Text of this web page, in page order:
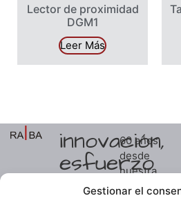
Gestionar el
Lector de proximidad
DGM1
Leer Más
innovación,
esfuerzo
y
60 años
desde
nuestra
primera